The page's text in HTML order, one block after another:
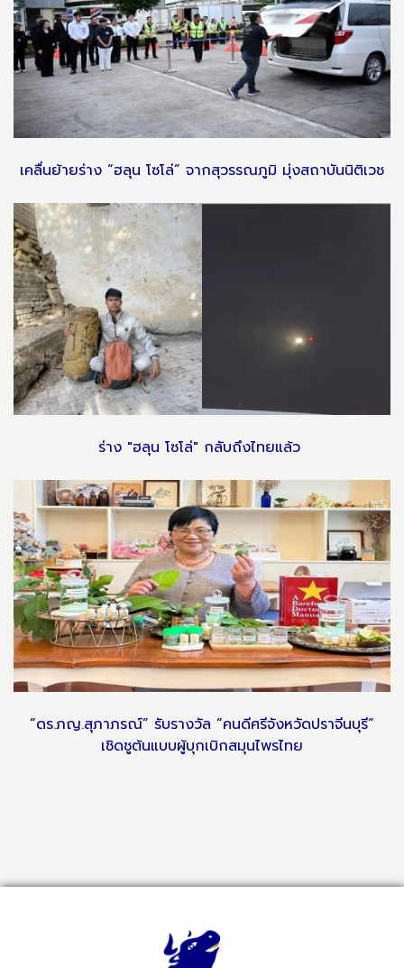
เคลื่นย้ายร่าง “ฮลุน โซโล่” จากสุวรรณภูมิ มุ่งสถาบันนิติเวช
ร่าง "ฮลุน โซโล่" กลับถึงไทยแล้ว
“ดร.ภญ.สุภาภรณ์” รับรางวัล “คนดีศรีจังหวัดปราจีนบุรี”
เชิดชูต้นแบบผู้บุกเบิกสมุนไพรไทย